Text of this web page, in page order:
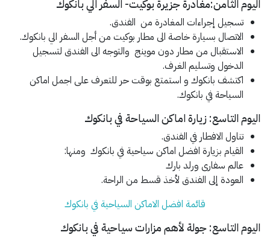
اليوم الثامن:مغادرة جزيرة بوكيت- السفر الي بانكوك
تسجيل إجراءات المغادرة من الفندق.
الاتصال بسيارة خاصة الى مطار بوكيت من أجل السفر الي بانكوك.
الاستقبال من مطار دون موينج والتوجه الى الفندق لتسجيل
الدخول وتسليم الغرف.
اكتشف بانكوك و استمتع بوقت حر للتعرف على اجمل اماكن
السياحة في بانكوك.
اليوم التاسع: زيارة اماكن السياحة في بانكوك
تناول الافطار في الفندق.
القيام بزيارة افضل اماكن سياحية في بانكوك ومنها:
عالم سفارى ورلد بارك
العودة إلى الفندق لأخذ قسط من الراحة.
قائمة افضل الاماكن السياحية في بانكوك
اليوم التاسع: جولة لأهم مزارات سياحية في بانكوك